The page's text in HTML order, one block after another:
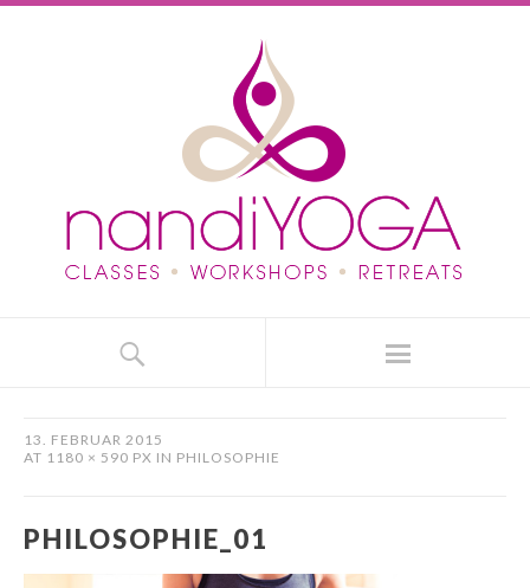
13. FEBRUAR 2015
AT 1180 × 590 PX IN PHILOSOPHIE
PHILOSOPHIE_01